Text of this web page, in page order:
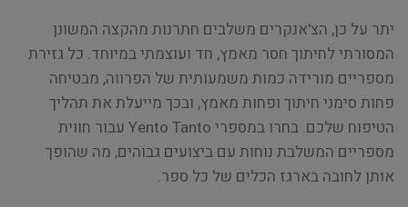
יתר על כן, הצ'אנקרים משלבים חתרנות מהקצה המשונן
המסורתי לחיתוך חסר מאמץ, חד ועוצמתי במיוחד. כל גזירת
מספריים מורידה כמות משמעותית של הפרווה, מבטיחה
פחות סימני חיתוך ופחות מאמץ, ובכך מייעלת את תהליך
הטיפוח שלכם. בחרו במספרי Yento Tanto עבור חווית
מספריים המשלבת נוחות עם ביצועים גבוהים, מה שהופך
אותן לחובה בארגז הכלים של כל ספר.